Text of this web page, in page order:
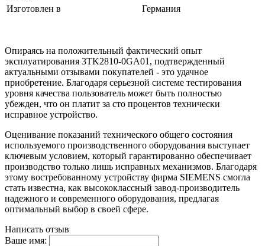
Изготовлен в
Германия
Опираясь на положительный фактический опыт
эксплуатирования 3TK2810-0GA01, подтвержденный
актуальными отзывами покупателей - это удачное
приобретение. Благодаря серьезной системе тестирования
уровня качества пользователь может быть полностью
убежден, что он платит за сто процентов технически
исправное устройство.
Оценивание показаний технического общего состояния
используемого производственного оборудования выступает
ключевым условием, который гарантированно обеспечивает
производство только лишь исправных механизмов. Благодаря
этому востребованному устройству фирма SIEMENS смогла
стать известна, как высококлассный завод-производитель
надежного и современного оборудования, предлагая
оптимальный выбор в своей сфере.
Написать отзыв
Ваше имя: